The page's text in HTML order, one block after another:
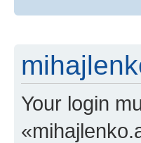
Your login